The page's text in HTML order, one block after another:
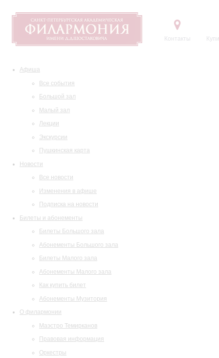
Контакты
Афиша
Все события
Большой зал
Малый зал
Лекции
Экскурсии
Пушкинская карта
Новости
Все новости
Изменения в афише
Подписка на новости
Билеты и абонементы
Билеты Большого зала
Абонементы Большого зала
Билеты Малого зала
Абонементы Малого зала
Как купить билет
Абонементы Музитория
О филармонии
Маэстро Темирканов
Правовая информация
Оркестры